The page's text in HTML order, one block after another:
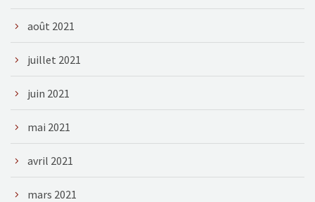
août 2021
juillet 2021
juin 2021
mai 2021
avril 2021
mars 2021